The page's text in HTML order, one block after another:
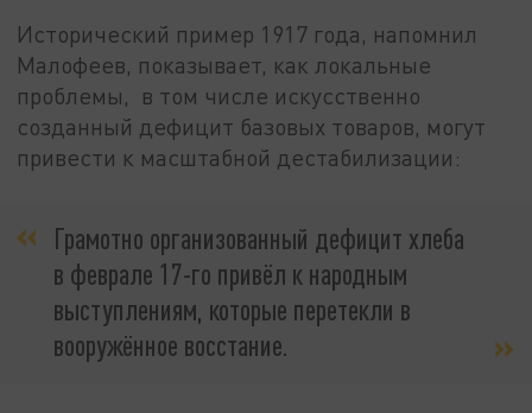
Исторический пример 1917 года, напомнил
Малофеев, показывает, как локальные
проблемы, в том числе искусственно
созданный дефицит базовых товаров, могут
привести к масштабной дестабилизации:
Грамотно организованный дефицит хлеба
в феврале 17-го привёл к народным
выступлениям, которые перетекли в
вооружённое восстание.